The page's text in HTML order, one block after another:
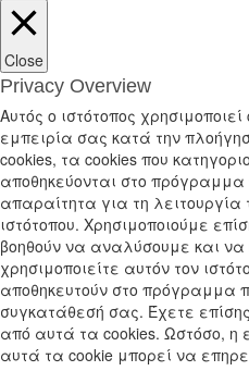
Close
Privacy Overview
Αυτός ο ιστότοπος
εμπειρία σας κατά την
cookies, τα cookies που
αποθηκεύονται στο
απαραίτητα για τη λειτουργία
ιστότοπου. Χρησιμοποιούμε
βοηθούν να αναλύσουμε και
χρησιμοποιείτε αυτόν τον
αποθηκευτούν στο πρόγραμμα
συγκατάθεσή σας. Έχετε
από αυτά τα cookies. Ωστόσο,
αυτά τα cookie μπορεί να